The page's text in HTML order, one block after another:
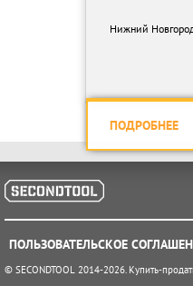
Нижний
ПОДРОБНЕЕ
ПОЛЬЗОВАТЕЛЬСКОЕ
© SECONDTOOL 2014-2026. Купить-